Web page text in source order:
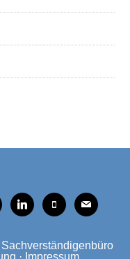
linkedinmobilemail